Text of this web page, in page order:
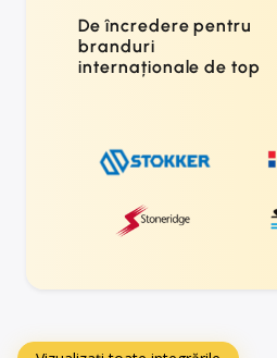
De încredere pentru
branduri
internaționale de top